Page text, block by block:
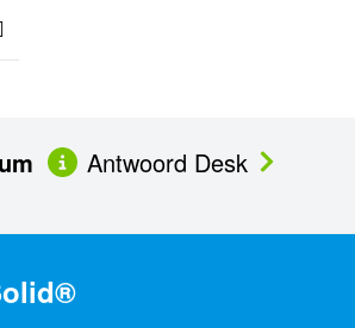
Antwoord Desk